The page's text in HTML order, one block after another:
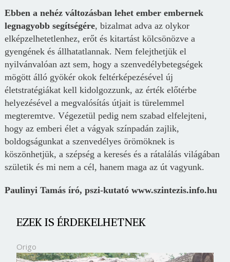
Ebben a nehéz változásban lehet ember embernek
legnagyobb segítségére, bizalmat adva az olykor
elképzelhetetlenhez, erőt és kitartást kölcsönözve a
gyengének és állhatatlannak. Nem felejthetjük el
nyilvánvalóan azt sem, hogy a szenvedélybetegségek
mögött álló gyökér okok feltérképezésével új
életstratégiákat kell kidolgozzunk, az érték előtérbe
helyezésével a megvalósítás útjait is türelemmel
megteremtve. Végezetül pedig nem szabad elfelejteni,
hogy az emberi élet a vágyak színpadán zajlik,
boldogságunkat a szenvedélyes örömöknek is
köszönhetjük, a szépség a keresés és a rátalálás világában
születik és mi nem a cél, hanem maga az út vagyunk.
Paulinyi Tamás író, pszi-kutató www.szintezis.info.hu
EZEK IS ÉRDEKELHETNEK
Origo